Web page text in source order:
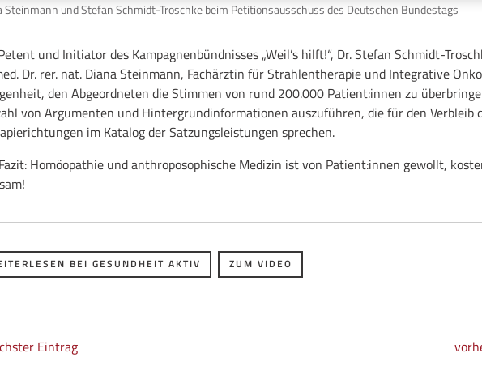
Steinmann und Stefan Schmidt-Troschke beim Petitionsausschuss des Deutschen Bundestags
und Initiator des Kampagnenbündnisses „Weil’s hilft!“, Dr. Stefan Schmidt-
Dr. rer. nat. Diana Steinmann, Fachärztin für Strahlentherapie und Integrative
den Abgeordneten die Stimmen von rund 200.000 Patient:innen zu
von Argumenten und Hintergrundinformationen auszuführen, die für den Verbleib
im Katalog der Satzungsleistungen sprechen.
Homöopathie und anthroposophische Medizin ist von Patient:innen gewollt,
BEI GESUNDHEIT AKTIV ZUM VIDEO
Eintrag